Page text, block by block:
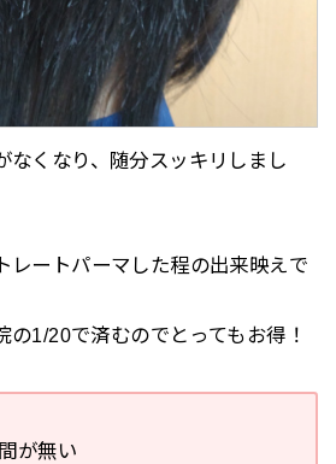
なくなり、随分スッキリしまし
レートパーマした程の出来映えで
の1/20で済むのでとってもお得！
が無い